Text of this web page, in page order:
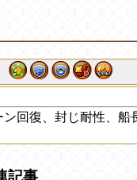
回復、封じ耐性、船
記事